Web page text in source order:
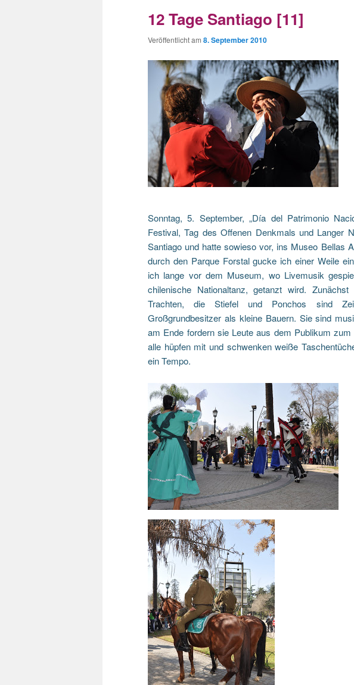
12 Tage Santiago [11]
Veröffentlicht am 8. September 2010
Sonntag, 5. September, „Día del Patrimonio
Festival, Tag des Offenen Denkmals und Langer
Santiago und hatte sowieso vor, ins Museo Bellas
durch den Parque Forstal gucke ich einer Weile
ich lange vor dem Museum, wo Livemusik
chilenische Nationaltanz, getanzt wird.
Trachten, die Stiefel und Ponchos sind
Großgrundbesitzer als kleine Bauern. Sie sind
am Ende fordern sie Leute aus dem Publikum
alle hüpfen mit und schwenken weiße
ein Tempo.